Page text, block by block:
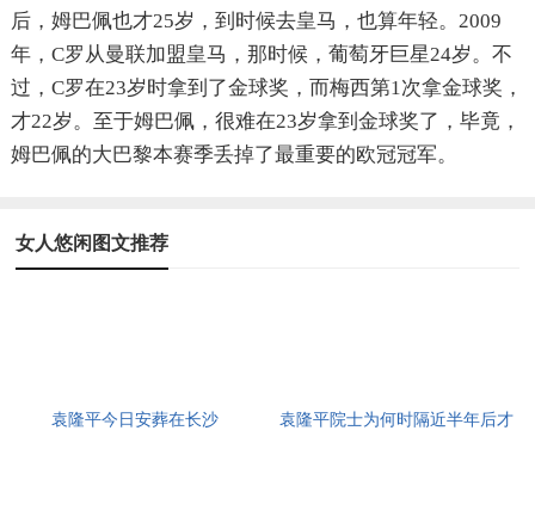
后，姆巴佩也才25岁，到时候去皇马，也算年轻。2009
年，C罗从曼联加盟皇马，那时候，葡萄牙巨星24岁。不
过，C罗在23岁时拿到了金球奖，而梅西第1次拿金球奖，
才22岁。至于姆巴佩，很难在23岁拿到金球奖了，毕竟，
姆巴佩的大巴黎本赛季丢掉了最重要的欧冠冠军。
女人悠闲图文推荐
袁隆平今日安葬在长沙
袁隆平院士为何时隔近半年后才